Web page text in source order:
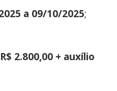
a 09/10/2025;
R$ 2.800,00 + auxílio